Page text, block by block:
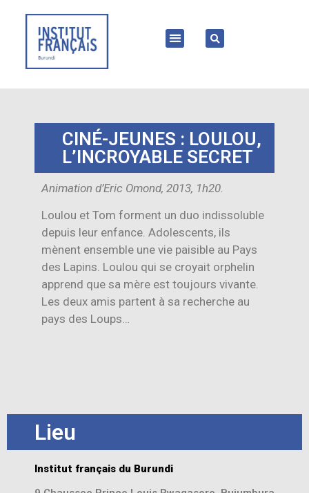
CINÉ-JEUNES : LOULOU,
L’INCROYABLE SECRET
Animation d’Eric Omond, 2013, 1h20.
Loulou et Tom forment un duo indissoluble
depuis leur enfance. Adolescents, ils
mènent ensemble une vie paisible au Pays
des Lapins. Loulou qui se croyait orphelin
apprend que sa mère est toujours vivante.
Les deux amis partent à sa recherche au
pays des Loups…
Lieu
Institut français du Burundi